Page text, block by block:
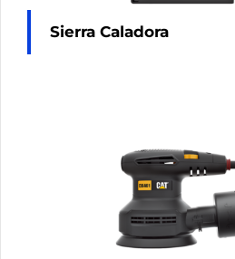
Sierra Caladora